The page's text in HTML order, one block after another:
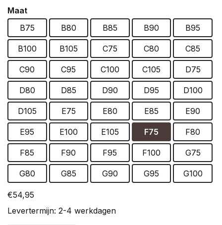
Maat
B75
B80 B85 B90 B95
B100 B105 C75 C80 C85
C90 C95 C100 C105 D75
D80 D85 D90 D95 D100
D105 E75 E80 E85 E90
E95 E100 E105 F75 F80
F85 F90 F95 F100 G75
G80 G85 G90 G95 G100
€54,95
Levertermijn: 2-4 werkdagen